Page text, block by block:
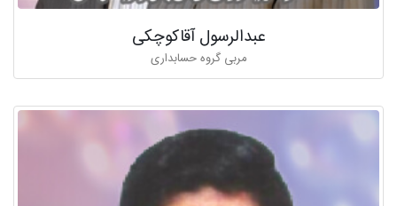
عبدالرسول آقاکوچکی
مربی گروه حسابداری